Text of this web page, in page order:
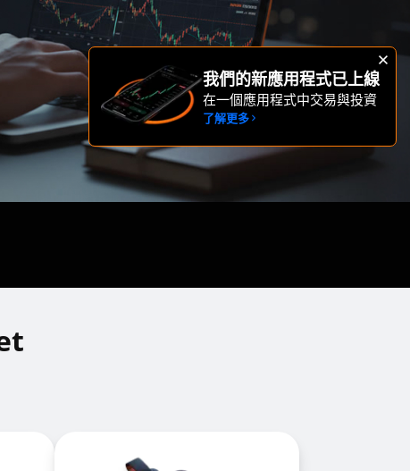
我們的新應用程式已上線
在一個應用程式中交易與投資
了解更多